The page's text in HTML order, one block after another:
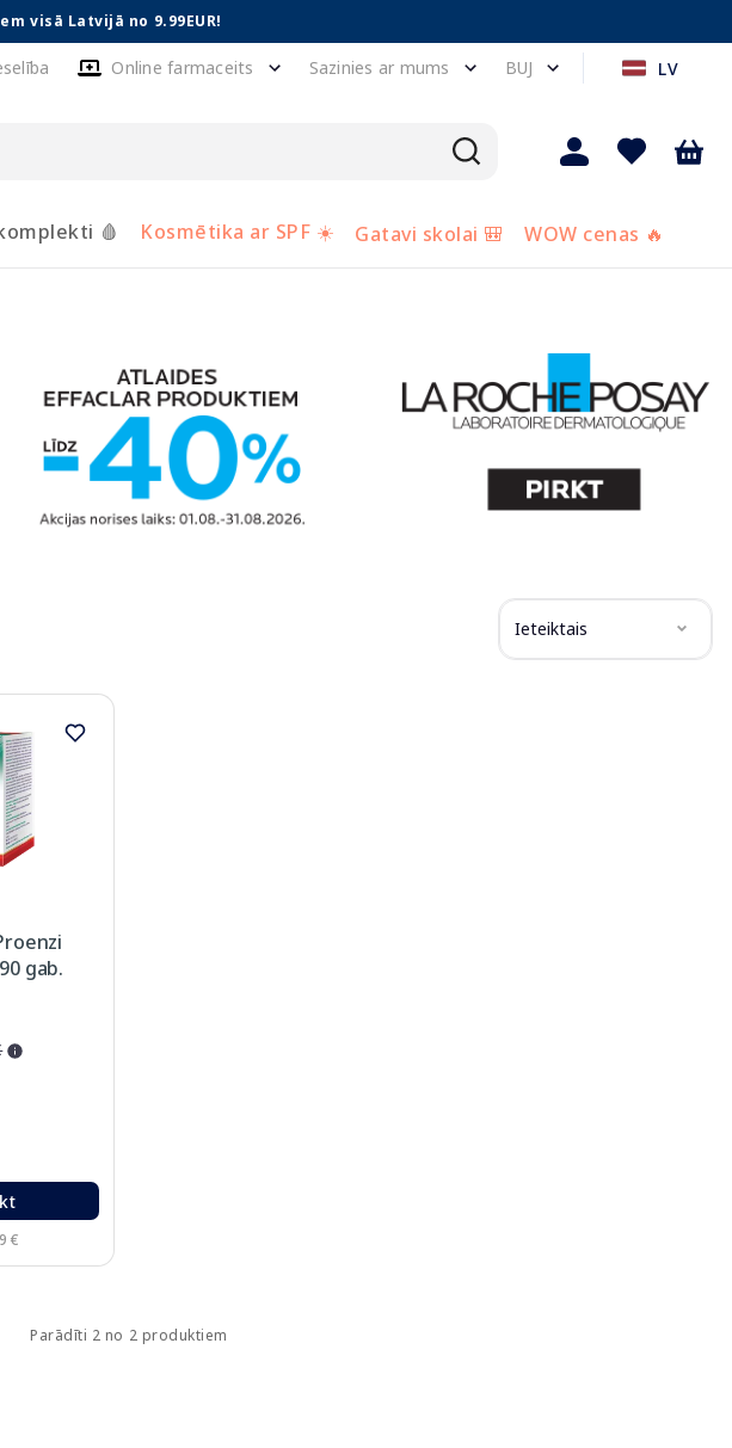
visā Latvijā no 9.99EUR!
Online farmaceits Sazinies ar mums BUJ LV
🩸 Kosmētika ar SPF ☀️ Gatavi skolai 🎒 WOW cenas 🔥
Ieteiktais
gab.
€
Parādīti 2 no 2 produktiem